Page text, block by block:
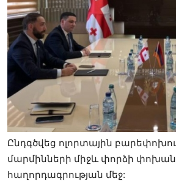
Ընդգծվեց ոլորտային
մարմինների միջև փորձի
հաղորդագրության մեջ: